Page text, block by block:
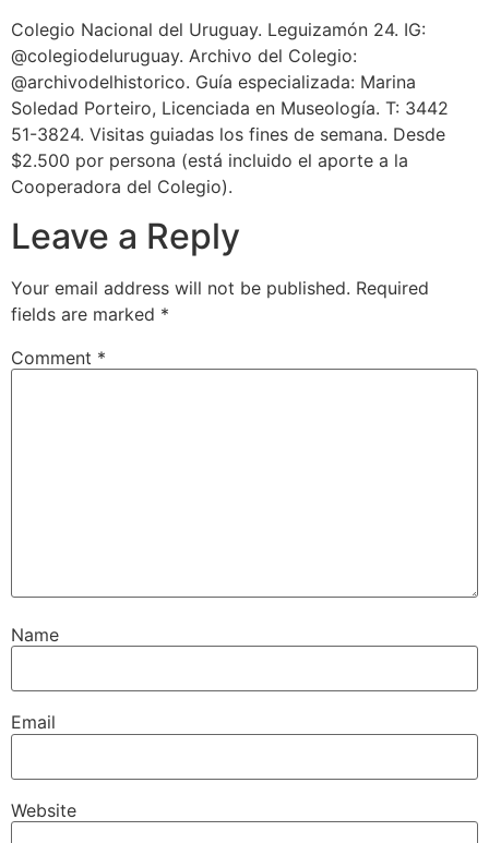
Colegio Nacional del Uruguay. Leguizamón 24. IG:
@colegiodeluruguay. Archivo del Colegio:
@archivodelhistorico. Guía especializada: Marina
Soledad Porteiro, Licenciada en Museología. T: 3442
51-3824. Visitas guiadas los fines de semana. Desde
$2.500 por persona (está incluido el aporte a la
Cooperadora del Colegio).
Leave a Reply
Your email address will not be published. Required
fields are marked *
Comment *
Name
Email
Website